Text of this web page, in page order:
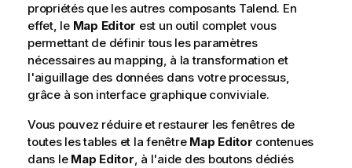
propriétés que les autres composants Talend. En
effet, le Map Editor est un outil complet vous
permettant de définir tous les paramètres
nécessaires au mapping, à la transformation et
l'aiguillage des données dans votre processus,
grâce à son interface graphique conviviale.
Vous pouvez réduire et restaurer les fenêtres de
toutes les tables et la fenêtre Map Editor contenues
dans le Map Editor, à l'aide des boutons dédiés